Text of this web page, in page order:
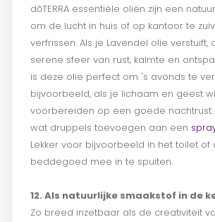
dōTERRA essentiële oliën zijn een
om de lucht in huis of op kantoor te
verfrissen. Als je Lavendel olie verstuift,
serene sfeer van rust, kalmte en
is deze olie perfect om 's avonds te
bijvoorbeeld, als je lichaam en geest
voorbereiden op een goede nachtrust.
wat druppels toevoegen aan een
Lekker voor bijvoorbeeld in het toilet of
beddegoed mee in te spuiten.
12. Als natuurlijke smaakstof in de
Zo breed inzetbaar als de creativiteit